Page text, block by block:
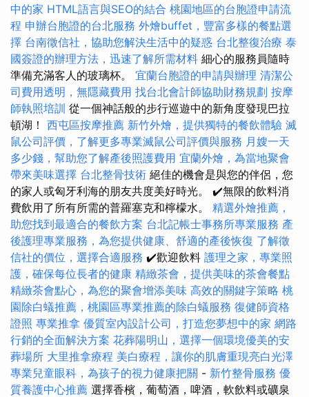
中的家 HTML語言與SEO的結合 桃園地區的台胞證申請流
程 申辦台胞證的台北服務 外燴buffet，豐富多樣的餐點選
擇 台南徵信社，協助您解決生活中的疑惑 台北整復治療 泰
國簽證的辦理方法，迅速了解所需材料 細心的服務員隨時
準備充滿客人的玻璃杯。 宜蘭台胞證的申請與辦理 清潔公
司費用透明，無隱藏費用 找台北會計師協助財務規劃 按摩
師執照培訓 從一個神話般的步行巡遊中的新角度發現巴拉
頓湖！ 西屯區按摩推薦 新竹外燴，提供獨特的餐飲體驗 滅
鼠公司評價，了解更多專業滅鼠公司評價與服務 月嫂一天
多少錢，幫助您了解產後照護費用 宜蘭外燴，為當地聚會
帶來美味選擇 台北整骨技術 絕佳的機會是與您的伴侶，您
的家人或匈牙利海的朋友共度美好時光。 ✔️無限的飲料消
費飲用了所有所需的普羅塞克和檸檬水。 精選外燴推薦，
助您找到最適合的餐飲方案 台北記帳士事務所專業服務 產
後護理專業服務，為您提供健康、舒適的產後恢復 了解徵
信社的價位，選擇合適服務 ✔️歡迎飲料 護理之家，專業照
護，確保每位長者的健康 精緻茶會，提供美味的茶會餐點
精緻茶會點心，為您的聚會增添美味 高效的關鍵字策略 桃
園除白蟻推薦，桃園區專業推薦的除白蟻服務 復健師資格
證照 專業推拿 優質室內設計公司，打造您夢想中的家 網路
行銷的全面解決方案 花葬陽明山，選擇一個環境優美的安
葬場所 大里推拿療程 美白療程，讓你的肌膚重現亮白光澤
專業兒童眼科，為孩子的視力健康把關 - 新竹整骨服務 優
質養護中心推薦 選擇香檳，葡萄酒，啤酒，軟飲料或礦泉